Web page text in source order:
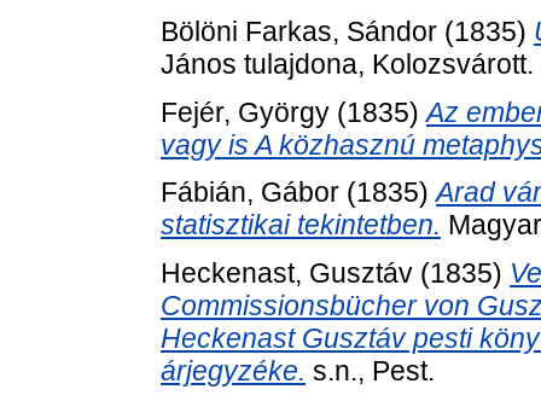
Bölöni Farkas, Sándor (1835)
János tulajdona, Kolozsvárott.
Fejér, György (1835)Az
vagy is A közhasznú
Fábián, Gábor (1835)Arad
statisztikai tekintetben.
Heckenast, Gusztáv (1835)
Commissionsbücher von
Heckenast Gusztáv pesti
árjegyzéke. s.n., Pest.